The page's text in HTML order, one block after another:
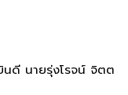
ดี นายรุ่งโรจน์ จิตต